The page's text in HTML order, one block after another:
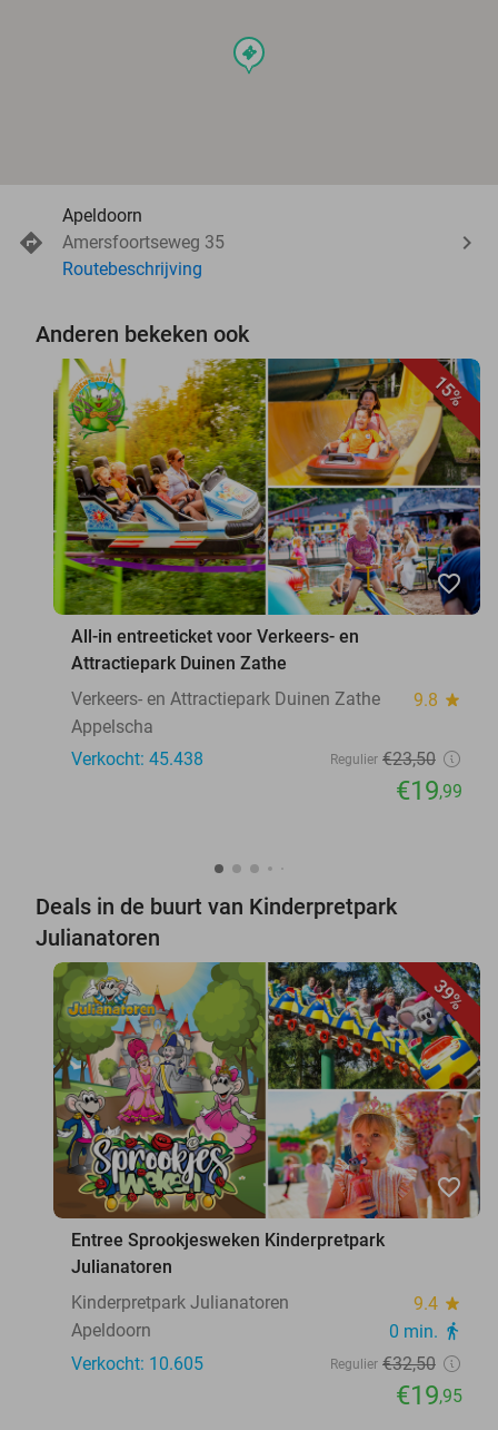
events
Apeldoorn
Amersfoortseweg 35
Routebeschrijving
Anderen bekeken ook
15%
favorite_border
All-in entreeticket voor Verkeers- en
Attractiepark Duinen Zathe
Verkeers- en Attractiepark Duinen Zathe
9.8 star
Appelscha
Verkocht: 45.438
Regulier €23,50
€19,99
Deals in de buurt van Kinderpretpark
Julianatoren
39%
favorite_border
Entree Sprookjesweken Kinderpretpark
Julianatoren
Kinderpretpark Julianatoren
9.4 star
Apeldoorn 0 min. directions_walk
Verkocht: 10.605 Regulier €32,50
€19,95